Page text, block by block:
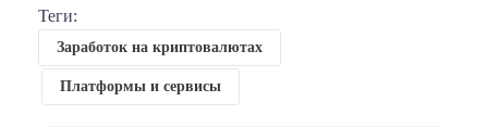
Теги:
Заработок на криптовалютах
Платформы и сервисы